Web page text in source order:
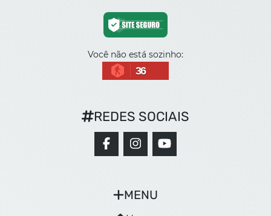
Você não está sozinho:
36
MENU
REDES SOCIAIS